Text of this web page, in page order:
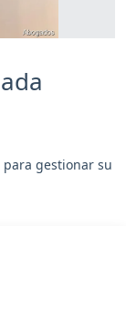
para gestionar su